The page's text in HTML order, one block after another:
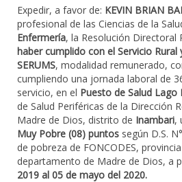
Expedir, a favor de: KEVIN BRIAN
profesional de las Ciencias de la
Enfermería, la Resolución Directoral
haber cumplido con el Servicio Rural
SERUMS, modalidad remunerado,
cumpliendo una jornada laboral de
servicio, en el Puesto de Salud Lago
de Salud Periféricas de la Dirección
Madre de Dios, distrito de Inambari,
Muy Pobre (08) puntos según D.S.
de pobreza de FONCODES,
departamento de Madre de Dios, a
2019 al 05 de mayo del 2020.